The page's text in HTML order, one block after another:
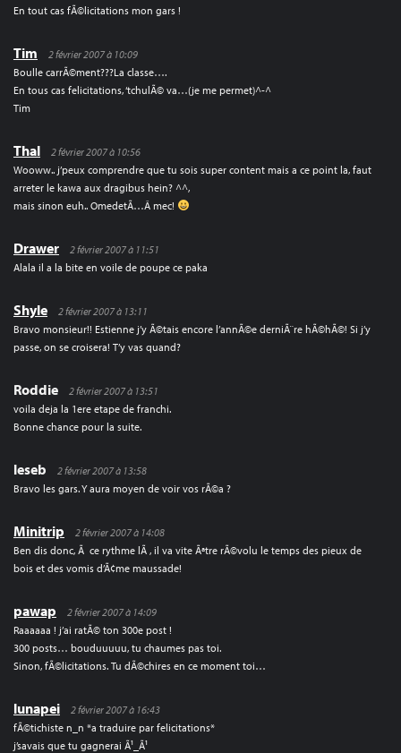
En tout cas fÃ©licitations mon gars !
Tim
2 février 2007 à 10:09
Boulle carrÃ©ment???La classe….
En tous cas felicitations, ‘tchulÃ© va…(je me permet)^-^
Tim
Thal
2 février 2007 à 10:56
Wooww.. j’peux comprendre que tu sois super content mais a ce point la, faut
arreter le kawa aux dragibus hein? ^^,
mais sinon euh.. OmedetÃ…Â mec!
Drawer
2 février 2007 à 11:51
Alala il a la bite en voile de poupe ce paka
Shyle
2 février 2007 à 13:11
Bravo monsieur!! Estienne j’y Ã©tais encore l’annÃ©e derniÃ¨re hÃ©hÃ©! Si j’y
passe, on se croisera! T’y vas quand?
Roddie
2 février 2007 à 13:51
voila deja la 1ere etape de franchi.
Bonne chance pour la suite.
leseb
2 février 2007 à 13:58
Bravo les gars. Y aura moyen de voir vos rÃ©a ?
Minitrip
2 février 2007 à 14:08
Ben dis donc, Ã ce rythme lÃ , il va vite Ãªtre rÃ©volu le temps des pieux de
bois et des vomis d’Ã¢me maussade!
pawap
2 février 2007 à 14:09
Raaaaaa ! j’ai ratÃ© ton 300e post !
300 posts… bouduuuuu, tu chaumes pas toi.
Sinon, fÃ©licitations. Tu dÃ©chires en ce moment toi…
lunapei
2 février 2007 à 16:43
fÃ©tichiste n_n *a traduire par felicitations*
j’savais que tu gagnerai Ã¹_Ã¹